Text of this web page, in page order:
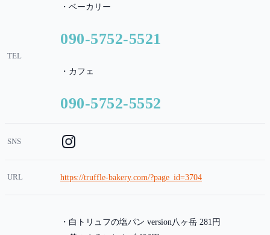
TEL
・ベーカリー
090-5752-5521
・カフェ
090-5752-5552
SNS
URL https://truffle-bakery.com/?page_id=3704
白トリュフの塩パン version八ヶ岳 281円